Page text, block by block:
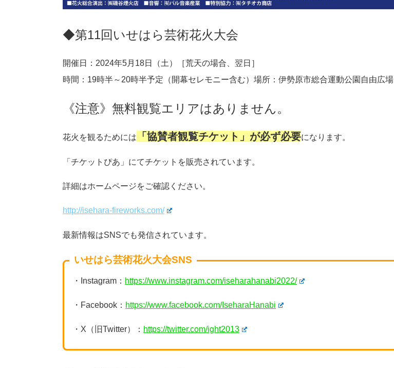
◆第11回いせはら芸術花火大会
開催日：2024年5月18日（土）［荒天の場合、翌日］
時間：19時半～20時半予定（開幕セレモニー含む）場所：伊勢原市総合運動公園自由広場
《注意》無料観覧エリアはありません。
花火を観るためには 「協賛者観覧チケット」が必ず必要になります。
「チケットぴあ」にてチケットを販売されています。
詳細はホームページをご確認ください。
http://isehara-fireworks.com/
最新情報はSNSでも発信されています。
いせはら芸術花火大会SNS
・Instagram： https://www.instagram.com/iseharahanabi2022/
・Facebook： https://www.facebook.com/IseharaHanabi
・X（旧Twitter）： https://twitter.com/ight2013